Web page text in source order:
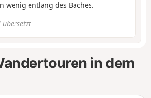
wenig entlang des Baches.
übersetzt
in dem